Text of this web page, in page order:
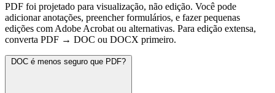
PDF foi projetado para visualização, não edição. Você pode
adicionar anotações, preencher formulários, e fazer pequenas
edições com Adobe Acrobat ou alternativas. Para edição extensa,
converta PDF → DOC ou DOCX primeiro.
DOC é menos seguro que PDF?